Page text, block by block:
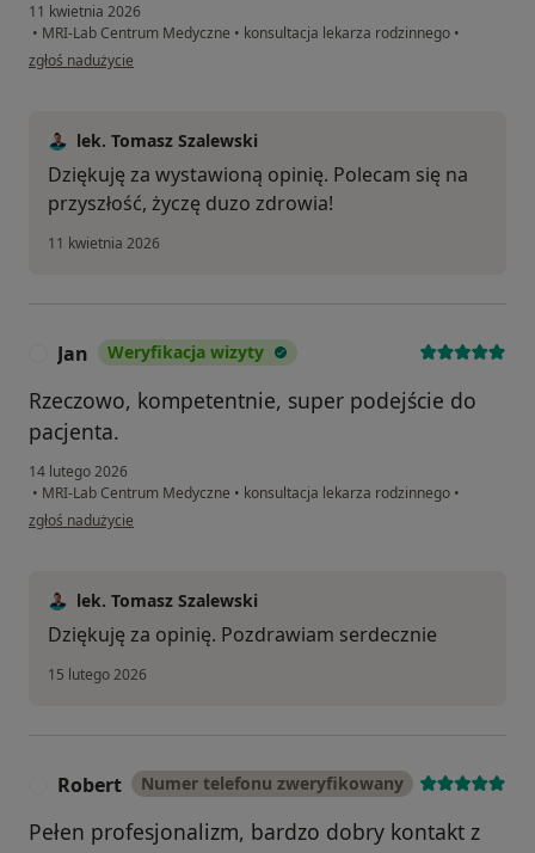
11 kwietnia 2026
• MRI-Lab Centrum Medyczne • konsultacja lekarza rodzinnego •
w opinii użytkownika IZA
zgłoś nadużycie
lek. Tomasz Szalewski
Dziękuję za wystawioną opinię. Polecam się na
przyszłość, życzę duzo zdrowia!
11 kwietnia 2026
Jan Weryfikacja wizyty
Rzeczowo, kompetentnie, super podejście do
pacjenta.
14 lutego 2026
• MRI-Lab Centrum Medyczne • konsultacja lekarza rodzinnego •
w opinii użytkownika Jan
zgłoś nadużycie
lek. Tomasz Szalewski
Dziękuję za opinię. Pozdrawiam serdecznie
15 lutego 2026
Robert Numer telefonu zweryfikowany
Pełen profesjonalizm, bardzo dobry kontakt z